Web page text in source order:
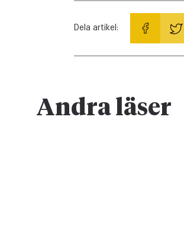
Dela artikel:
Andra läser